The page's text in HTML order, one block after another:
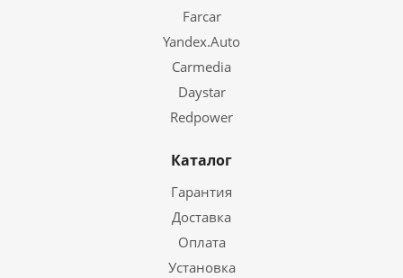
Головное устройство полностью на русском языке. Так
же имеется более десятка других языков.
Farcar
Yandex.Auto
Carmedia
Daystar
Redpower
Каталог
Гарантия
Доставка
Оплата
Установка